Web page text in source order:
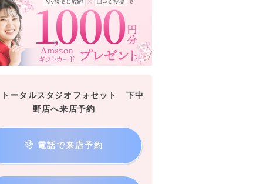
トータルスタジオフォセット 下中
野店へ来店予約
電話で来店予約